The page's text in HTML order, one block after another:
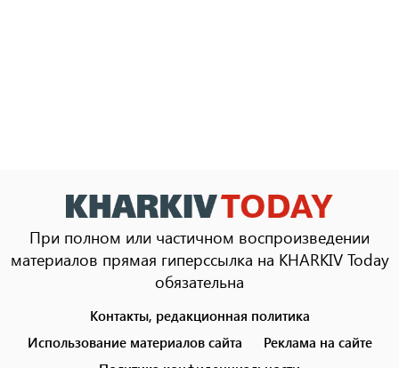
При полном или частичном воспроизведении
материалов прямая гиперссылка на KHARKIV Today
обязательна
menu
Контакты, редакционная политика
Использование материалов сайта
Реклама на сайте